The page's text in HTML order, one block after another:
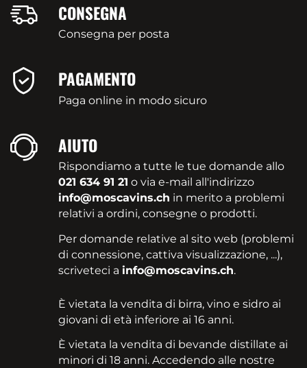
CONSEGNA
Consegna per posta
PAGAMENTO
Paga online in modo sicuro
AIUTO
Rispondiamo a tutte le tue domande allo
021 634 91 21 o via e-mail all'indirizzo
info@moscavins.ch in merito a problemi
relativi a ordini, consegne o prodotti.
Per domande relative al sito web (problemi
di connessione, cattiva visualizzazione, ...),
scriveteci a info@moscavins.ch.
È vietata la vendita di birra, vino e sidro ai
giovani di età inferiore ai 16 anni.
È vietata la vendita di bevande distillate ai
minori di 18 anni. Accedendo alle nostre